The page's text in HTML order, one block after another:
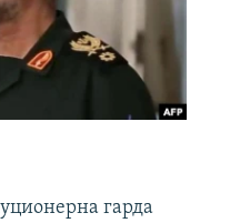
гарда